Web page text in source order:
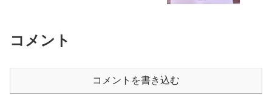
コメント
コメントを書き込む